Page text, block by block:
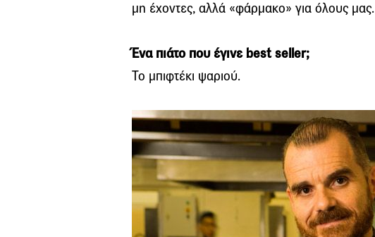
μη έχοντες, αλλά «φάρμακο» για όλους μας.
Ένα πιάτο που έγινε best seller;
Το μπιφτέκι ψαριού.